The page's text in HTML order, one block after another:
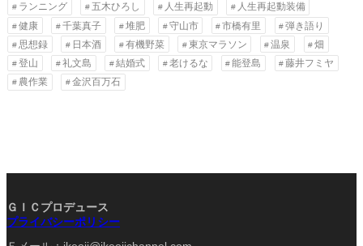
ランニング
五木ひろし 人生再起動
人生再起動装備
健康
千葉真子 堆肥 守山市 市橋有里
弾き語り
思想録
日本酒 有機野菜 東京マラソン 温泉
畑
登山
礼文島 結婚式 老けるな 能登島
藤井フミヤ
農作業
金沢百万石
ＧＩＣプロデュース
プライバシーポリシー